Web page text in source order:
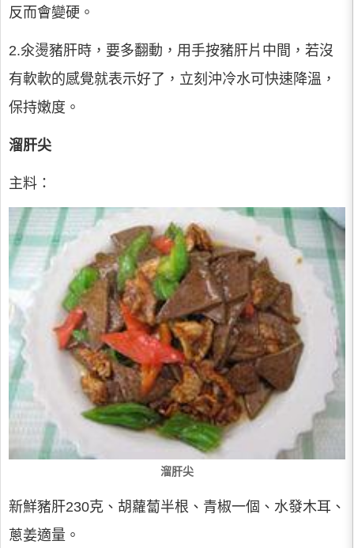
反而會變硬。
2.氽燙豬肝時，要多翻動，用手按豬肝片中間，若沒
有軟軟的感覺就表示好了，立刻沖冷水可快速降溫，
保持嫩度。
溜肝尖
主料：
溜肝尖
新鮮豬肝230克、胡蘿蔔半根、青椒一個、水發木耳、
蔥姜適量。